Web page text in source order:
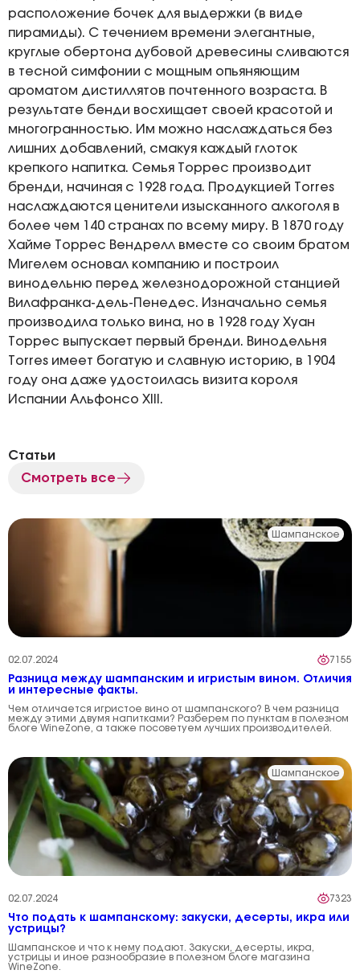
расположение бочек для выдержки (в виде
пирамиды). С течением времени элегантные,
круглые обертона дубовой древесины сливаются
в тесной симфонии с мощным опьяняющим
ароматом дистиллятов почтенного возраста. В
результате бенди восхищает своей красотой и
многогранностью. Им можно наслаждаться без
лишних добавлений, смакуя каждый глоток
крепкого напитка. Семья Торрес производит
бренди, начиная с 1928 года. Продукцией Torres
наслаждаются ценители изысканного алкоголя в
более чем 140 странах по всему миру. В 1870 году
Хайме Торрес Вендрелл вместе со своим братом
Мигелем основал компанию и построил
винодельню перед железнодорожной станцией
Вилафранка-дель-Пенедес. Изначально семья
производила только вина, но в 1928 году Хуан
Торрес выпускает первый бренди. Винодельня
Torres имеет богатую и славную историю, в 1904
году она даже удостоилась визита короля
Испании Альфонсо XIII.
Статьи
Смотреть все
Шампанское
02.07.2024 7155
Разница между шампанским и игристым вином. Отличия
и интересные факты.
Чем отличается игристое вино от шампанского? В чем разница
между этими двумя напитками? Разберем по пунктам в полезном
блоге WineZone, а также посоветуем лучших производителей.
Шампанское
02.07.2024 7323
Что подать к шампанскому: закуски, десерты, икра или
устрицы?
Шампанское и что к нему подают. Закуски, десерты, икра,
устрицы и иное разнообразие в полезном блоге магазина
WineZone.